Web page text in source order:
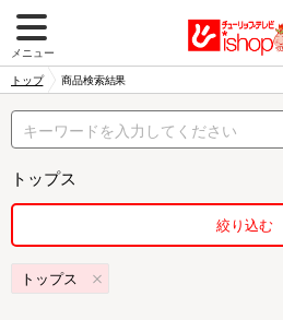
メニュー
トップ 商品検索結果
トップス
絞り込む
トップス